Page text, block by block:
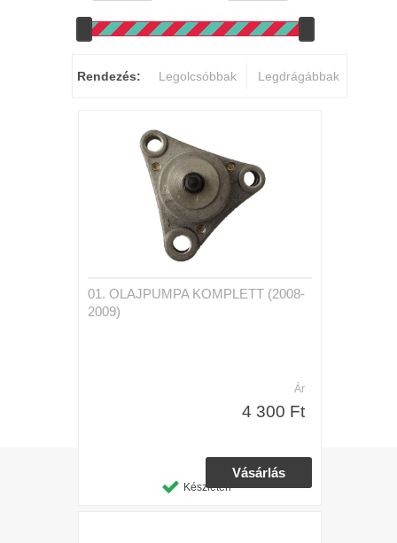
Rendezés: Legolcsóbbak Legdrágábbak
01. OLAJPUMPA KOMPLETT (2008-
2009)
Ár
4 300 Ft
Készleten